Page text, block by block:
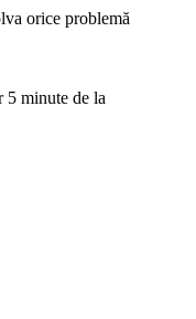
orice problemă
5 minute de la